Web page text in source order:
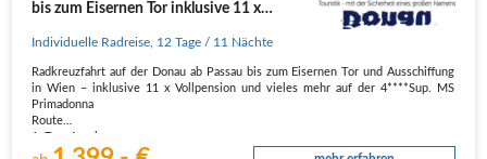
bis zum Eisernen Tor inklusive 11 x
Individuelle Radreise 12 Tage / 11 Nächte
Radkreuzfahrt auf der Donau ab Passau bis zum Eisernen Tor und Ausschiffung
in Wien – inklusive 11 x Vollpension und vieles mehr auf der 4****Sup. MS
Primadonna
Route
Individuelle Anreise nach Passau per Bahn oder PKW. Transfer vom Donau